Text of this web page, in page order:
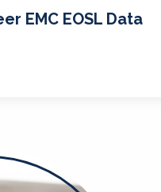
EMC EOSL Data